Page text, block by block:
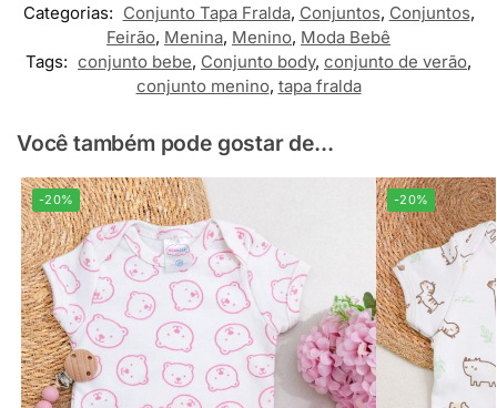
Categorias: Conjunto Tapa Fralda, Conjuntos, Conjuntos,
Feirão, Menina, Menino, Moda Bebê
Tags: conjunto bebe, Conjunto body, conjunto de verão,
conjunto menino, tapa fralda
Você também pode gostar de...
-20% -20%